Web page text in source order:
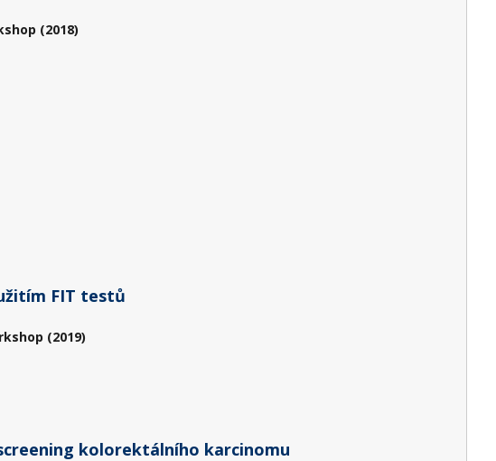
(2018)
FIT testů
(2019)
kolorektálního karcinomu